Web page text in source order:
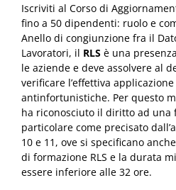
Iscriviti al Corso di
fino a 50 dipendenti: ruolo e
Anello di congiunzione fra il
Lavoratori, il RLS è una
le aziende e deve assolvere al
verificare l’effettiva
antinfortunistiche. Per questo
ha riconosciuto il diritto ad una
particolare come precisato
10 e 11, ove si specificano
di formazione RLS e la durata
essere inferiore alle 32 ore.